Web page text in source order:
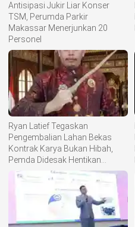
Antisipasi Jukir Liar Konser
TSM, Perumda Parkir
Makassar Menerjunkan 20
Personel
Ryan Latief Tegaskan
Pengembalian Lahan Bekas
Kontrak Karya Bukan Hibah,
Pemda Didesak Hentikan
Komoditisasi Tanah Ulayat